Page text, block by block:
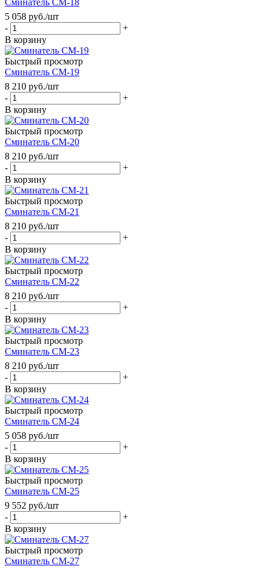
5 058 руб./шт
-
+
В корзину
Быстрый просмотр
Сминатель СМ-19
8 210 руб./шт
-
+
В корзину
Быстрый просмотр
Сминатель СМ-20
8 210 руб./шт
-
+
В корзину
Быстрый просмотр
Сминатель СМ-21
8 210 руб./шт
-
+
В корзину
Быстрый просмотр
Сминатель СМ-22
8 210 руб./шт
-
+
В корзину
Быстрый просмотр
Сминатель СМ-23
8 210 руб./шт
-
+
В корзину
Быстрый просмотр
Сминатель СМ-24
5 058 руб./шт
-
+
В корзину
Быстрый просмотр
Сминатель СМ-25
9 552 руб./шт
-
+
В корзину
Быстрый просмотр
Сминатель СМ-27